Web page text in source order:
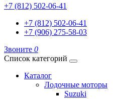
+7 (812) 502-06-41
+7 (812) 502-06-41
+7 (906) 275-58-03
Звоните 0
Список категорий
Каталог
Лодочные моторы
Suzuki